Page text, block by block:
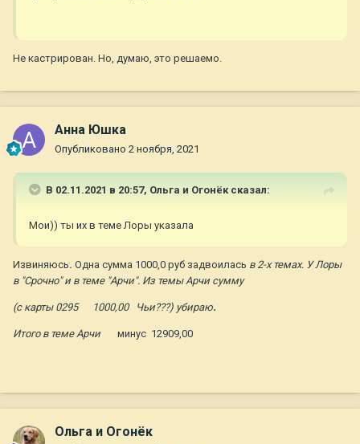
Не кастрирован. Но, думаю, это решаемо.
Анна Юшка
Опубликовано 2 ноября, 2021
В 02.11.2021 в 20:57, Ольга и Огонёксказал:
Мои)) ты их в теме Лоры указала
Извиняюсь. Одна сумма 1000,0 руб задвоилась в 2-х темах. У Лоры
в "Срочно" и в теме "Арчи". Из темы Арчи сумму
(с карты 0295 1000,00 Чьи???) убираю.
Итого в теме Арчи минус 12909,00
Ольга и Огонёк